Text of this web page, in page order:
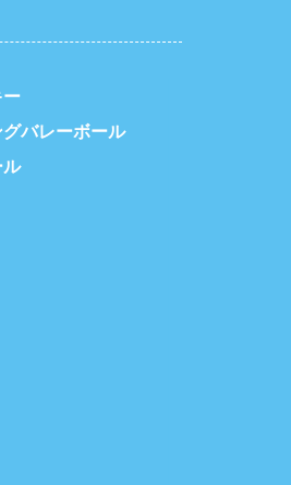
バレーボール